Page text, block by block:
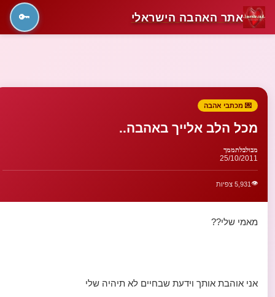
אתר האהבה הישראלי 🔑
💌 מכתבי אהבה
מכל הלב אלייך באהבה..
מבולבלתממך
25/10/2011
👁️ 5,931 צפיות
מאמי שלי??
אני אוהבת אותך וידעת שבחיים לא תיהיה שלי